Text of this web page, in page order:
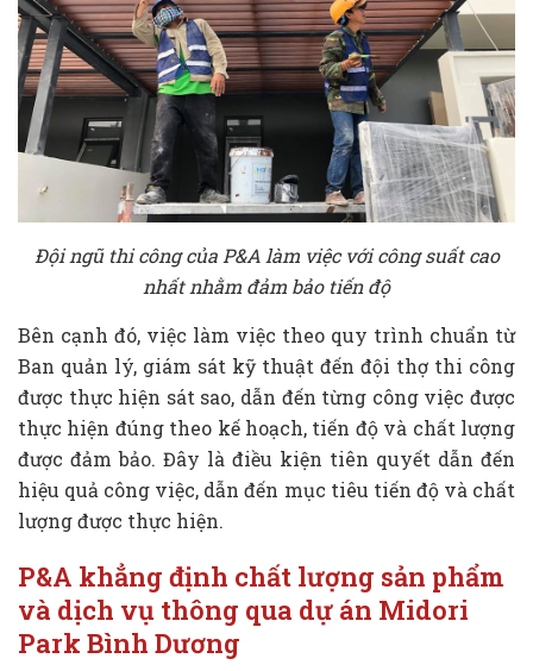
Đội ngũ thi công của P&A làm việc với công suất cao
nhất nhằm đảm bảo tiến độ
Bên cạnh đó, việc làm việc theo quy trình chuẩn từ
Ban quản lý, giám sát kỹ thuật đến đội thợ thi công
được thực hiện sát sao, dẫn đến từng công việc được
thực hiện đúng theo kế hoạch, tiến độ và chất lượng
được đảm bảo. Đây là điều kiện tiên quyết dẫn đến
hiệu quả công việc, dẫn đến mục tiêu tiến độ và chất
lượng được thực hiện.
P&A khẳng định chất lượng sản phẩm
và dịch vụ thông qua dự án Midori
Park Bình Dương